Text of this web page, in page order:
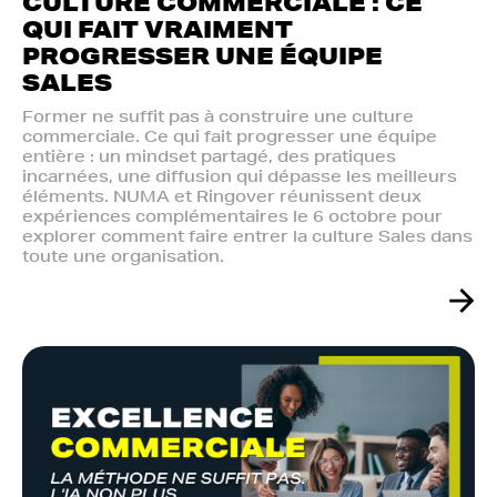
QUI FAIT VRAIMENT
PROGRESSER UNE ÉQUIPE
SALES
Former ne suffit pas à construire une culture
commerciale. Ce qui fait progresser une équipe
entière : un mindset partagé, des pratiques
incarnées, une diffusion qui dépasse les meilleurs
éléments. NUMA et Ringover réunissent deux
expériences complémentaires le 6 octobre pour
explorer comment faire entrer la culture Sales dans
toute une organisation.